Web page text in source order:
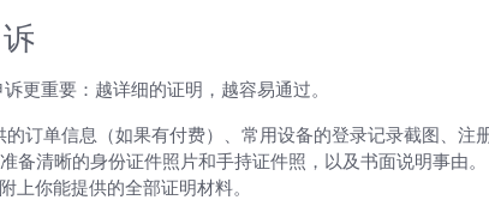
更重要：越详细的证明，越容易通过。
订单信息（如果有付费）、常用设备的登录记录截图、注
清晰的身份证件照片和手持证件照，以及书面说明事由。
上你能提供的全部证明材料。